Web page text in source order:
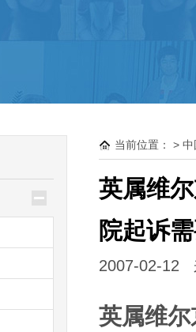
当前位置： > 中
英属维
院起诉
2007-02-12
英属维